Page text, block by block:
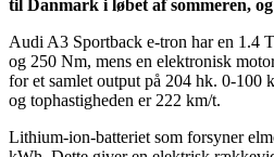
til Danmark i løbet af sommeren,
Audi A3 Sportback e-tron har en 1.4
og 250 Nm, mens en elektronisk
for et samlet output på 204 hk. 0-100
og tophastigheden er 222 km/t.
Lithium-ion-batteriet som forsyner